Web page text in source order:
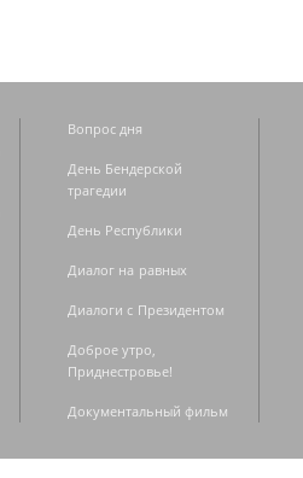
Вопрос дня
День Бендерской
трагедии
День Республики
Диалог на равных
Диалоги с Президентом
Доброе утро,
Приднестровье!
Документальный фильм